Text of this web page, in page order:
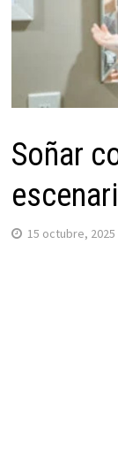
Soñar
15 octubre, 2025